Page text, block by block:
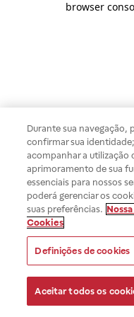
browser
Durante sua navegação,
confirmar sua
acompanhar a utilização
aprimoramento de sua
essenciais para nossos
poderá gerenciar os
suas preferências.
Cookies
Definições de cookies
Aceitar todos os